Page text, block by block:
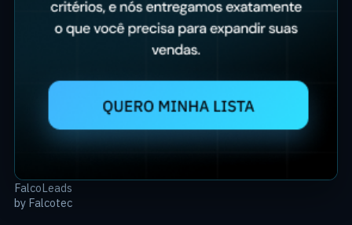
FalcoLeads
by Falcotec